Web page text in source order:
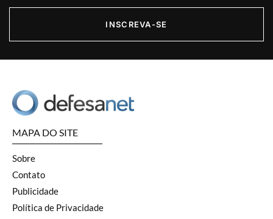
INSCREVA-SE
MAPA DO SITE
Sobre
Contato
Publicidade
Política de Privacidade